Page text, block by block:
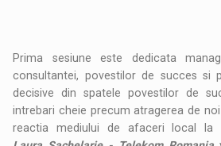
Prima sesiune este dedicata
consultantei, povestilor de succes si
decisive din spatele povestilor de
intrebari cheie precum atragerea de
reactia mediului de afaceri local la